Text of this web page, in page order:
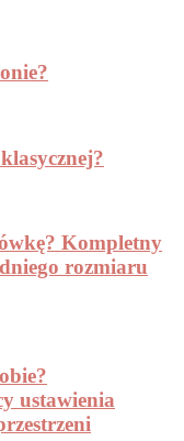
Kompletny
rozmiaru
ustawienia